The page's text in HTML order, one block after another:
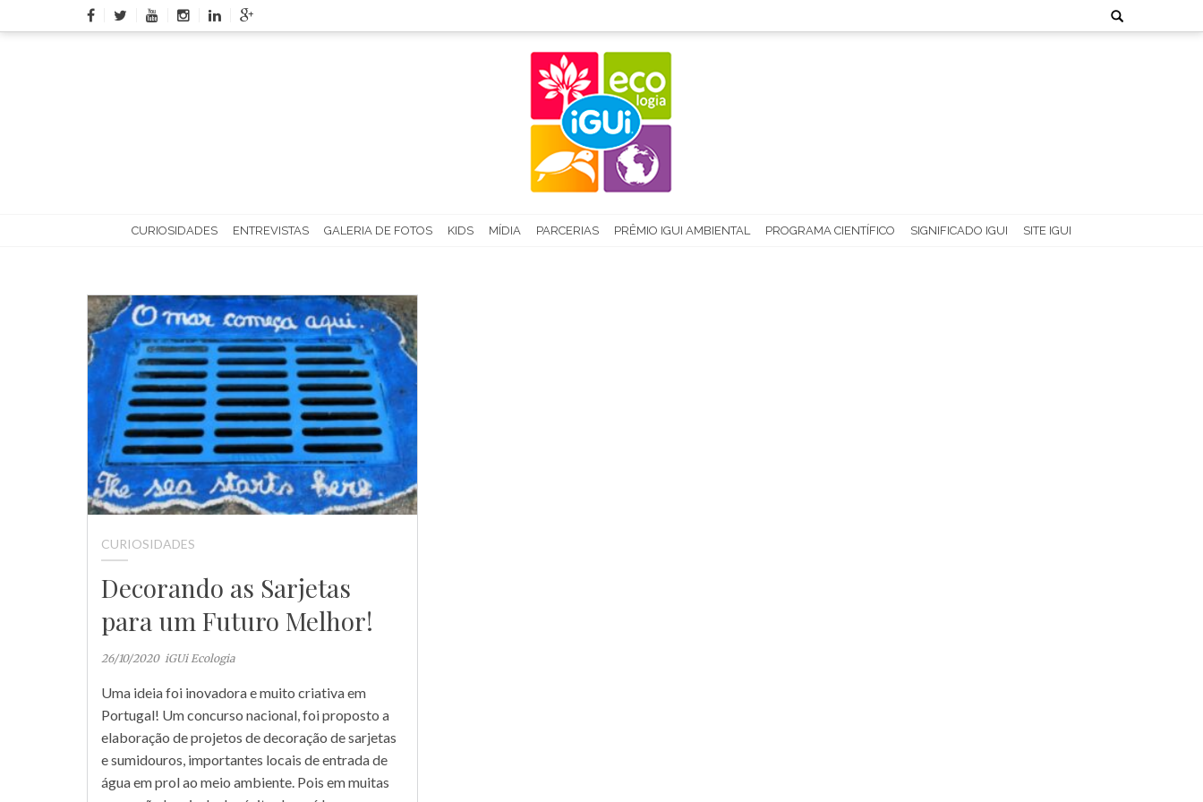
to
Search
for:
CURIOSIDADES ENTREVISTAS GALERIA DE FOTOS KIDS MÍDIA PARCERIAS PRÊMIO IGUI AMBIENTAL PROGRAMA CIENTÍFICO SIGNIFICADO IGUI SITE IGUI
CURIOSIDADES
Decorando as Sarjetas
para um Futuro Melhor!
26/10/2020 iGUi Ecologia
Uma ideia foi inovadora e muito criativa em
Portugal! Um concurso nacional, foi proposto a
elaboração de projetos de decoração de sarjetas
e sumidouros, importantes locais de entrada de
água em prol ao meio ambiente. Pois em muitas